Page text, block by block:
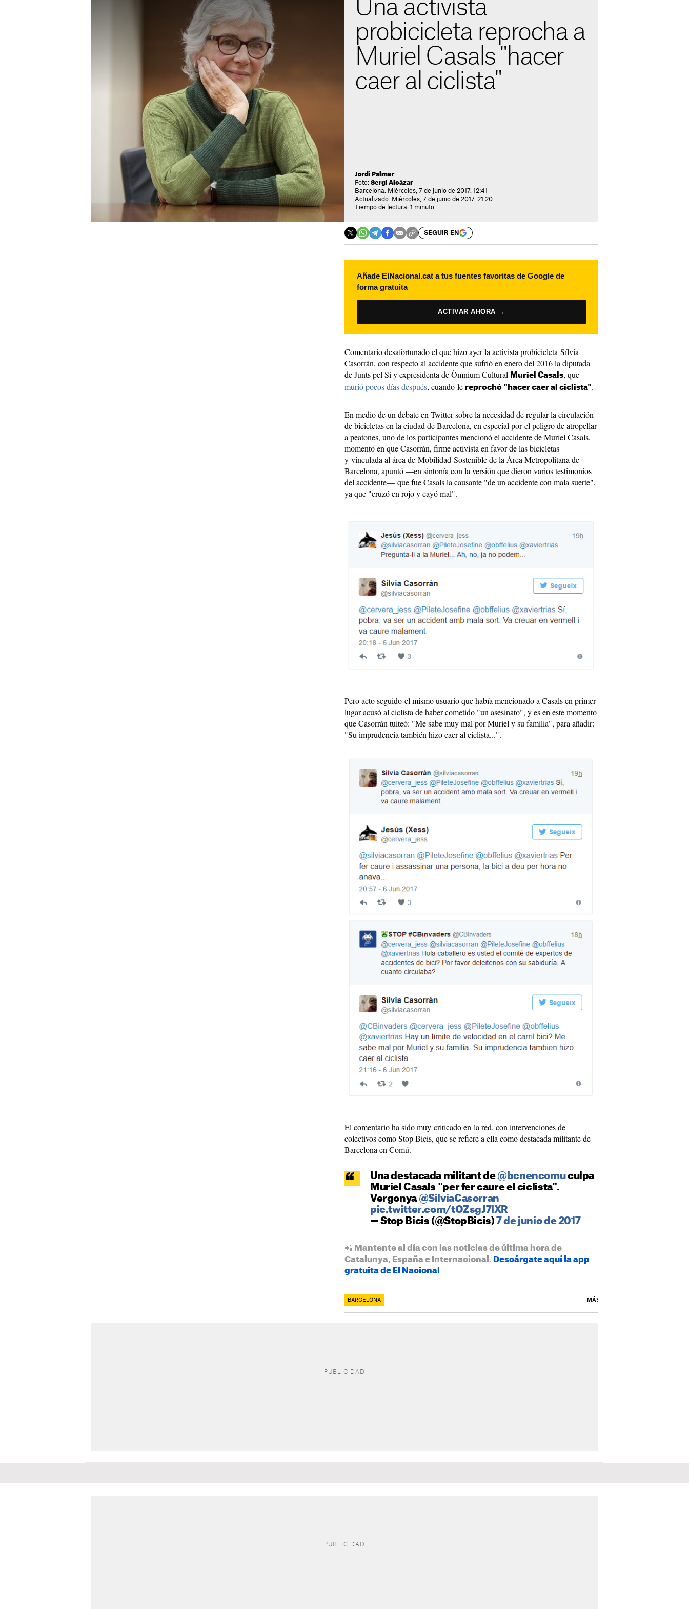
Una activista
probicicleta reprocha a
Muriel Casals "hacer
caer al ciclista"
Jordi Palmer
Foto: Sergi Alcàzar
Barcelona. Miércoles, 7 de junio de 2017. 12:41
Actualizado: Miércoles, 7 de junio de 2017. 21:20
Tiempo de lectura: 1 minuto
SEGUIR EN
Añade ElNacional.cat a tus fuentes favoritas de Google de
forma gratuita
ACTIVAR AHORA →
Comentario desafortunado el que hizo ayer la activista probicicleta Sílvia
Casorrán, con respecto al accidente que sufrió en enero del 2016 la diputada
de Junts pel Sí y expresidenta de Òmnium Cultural Muriel Casals, que
murió pocos días después, cuando le reprochó "hacer caer al ciclista".
En medio de un debate en Twitter sobre la necesidad de regular la circulación
de bicicletas en la ciudad de Barcelona, en especial por el peligro de atropellar
a peatones, uno de los participantes mencionó el accidente de Muriel Casals,
momento en que Casorrán, firme activista en favor de las bicicletas
y vinculada al área de Mobilidad Sostenible de la Área Metropolitana de
Barcelona, apuntó —en sintonía con la versión que dieron varios testimonios
del accidente— que fue Casals la causante "de un accidente con mala suerte",
ya que "cruzó en rojo y cayó mal".
Pero acto seguido el mismo usuario que había mencionado a Casals en primer
lugar acusó al ciclista de haber cometido "un asesinato", y es en este momento
que Casorrán tuiteó: "Me sabe muy mal por Muriel y su familia", para añadir:
"Su imprudencia también hizo caer al ciclista...".
El comentario ha sido muy criticado en la red, con intervenciones de
colectivos como Stop Bicis, que se refiere a ella como destacada militante de
Barcelona en Comú.
Una destacada militant de @bcnencomuculpa
Muriel Casals "per fer caure el ciclista".
Vergonya @SilviaCasorran
pic.twitter.com/tOZsgJ7lXR
— Stop Bicis (@StopBicis) 7 de junio de 2017
📲 Mantente al día con las noticias de última hora de
Catalunya, España e Internacional. Descárgate aquí la app
gratuita de El Nacional
BARCELONA MÁS